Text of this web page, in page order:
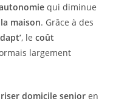
qui diminue
maison. Grâce à des
, le coût
largement
domicile senior en